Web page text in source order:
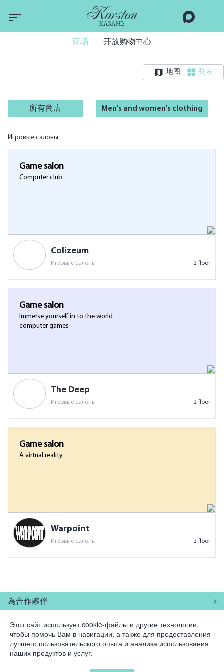
商场 开放购物中心
地图 列表
所有商店 Men's and women's clothing
Игровые салоны
Game salon
Computer club
Colizeum
Игровые салоны 2 floor
Game salon
Immerse yourself in to the world
computer games
The Deep
Игровые салоны 2 floor
Game salon
A virtual reality
Warpoint
Игровые салоны 2 floor
為合作夥伴
公司
法律資訊
Этот сайт использует cookie-файлы и другие технологии,
чтобы помочь Вам в навигации, а также для предоставления
лучшего пользовательского опыта и анализа использования
наших продуктов и услуг.